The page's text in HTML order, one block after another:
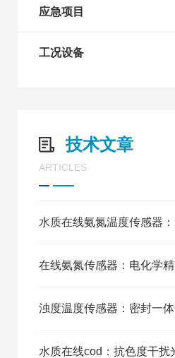
应急项目
工况设备
技术文章
ARTICLES